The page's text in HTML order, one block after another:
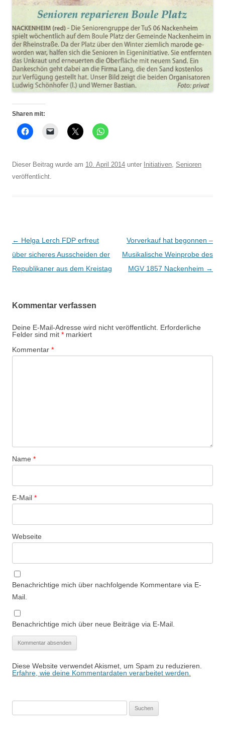
Sharen mit:
Dieser Beitrag wurde am 10. April 2014 unter Initiativen, Senioren
veröffentlicht.
Beitrags-
Navigation
← Helga Lerch FDP erfreut
über sicheres Ausscheiden der
Republikaner aus dem Kreistag
Vorverkauf hat begonnen –
Musikalische Weinprobe des
MGV 1857 Nackenheim →
Kommentar verfassen
Deine E-Mail-Adresse wird nicht veröffentlicht. Erforderliche
Felder sind mit * markiert
Kommentar *
Name *
E-Mail *
Webseite
Benachrichtige mich über nachfolgende Kommentare via E-
Mail.
Benachrichtige mich über neue Beiträge via E-Mail.
Diese Website verwendet Akismet, um Spam zu reduzieren.
Erfahre, wie deine Kommentardaten verarbeitet werden.